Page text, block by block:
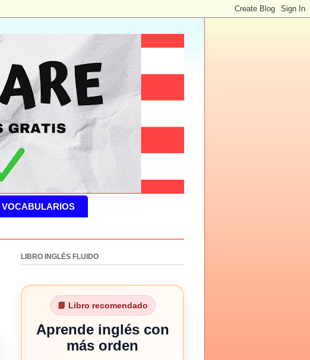
VOCABULARIOS
LIBRO INGLÉS FLUIDO
📘 Libro recomendado
Aprende inglés con
más orden